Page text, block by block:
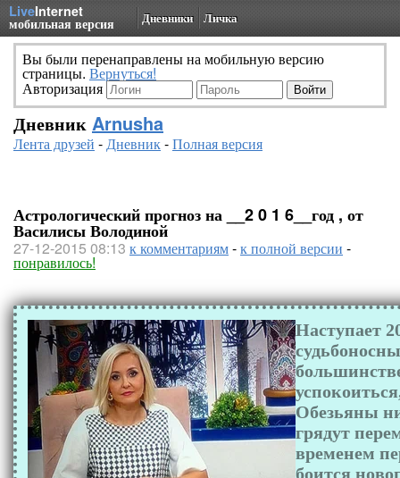
LiveInternet
мобильная версия Дневники Личка
Вы были перенаправлены на мобильную версию
страницы. Вернуться!
Авторизация
Дневник Arnusha
Лента друзей -Дневник-Полная версия
Астрологический прогноз на __2 0 1 6__год , от
Василисы Володиной
27-12-2015 08:13 к комментариям-к полной версии -
понравилось!
Наступает
Обезьяны
грядут
временем
боится